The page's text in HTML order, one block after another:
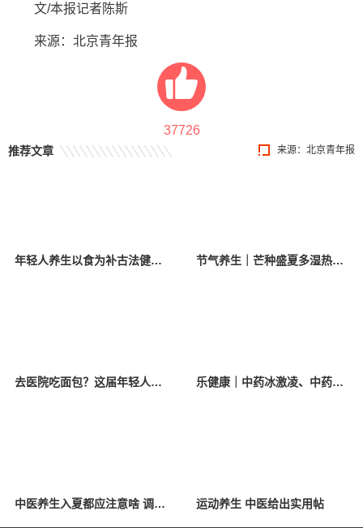
文/本报记者陈斯
来源：北京青年报
37726
来源：北京青年报
推荐文章
年轻人养生以食为补古法健身对抗久坐肥胖 节气养生｜芒种盛夏多湿热，养心健脾清暑湿
去医院吃面包？这届年轻人真会“养生”！ 乐健康｜中药冰激凌、中药面包火出圈，专家释疑如何食补应对 “五月毒”？
中医养生入夏都应注意啥 调养心脾+清热祛湿 运动养生 中医给出实用帖